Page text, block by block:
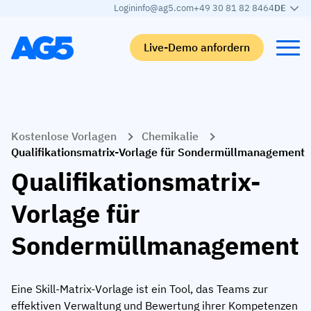
Logininfo@ag5.com+49 30 81 82 8464DE
Live-Demo anfordern
Qualifikationsmatrix
Kompetenzmatrix
Kompetenzbibliothek
Kompetenzmanagement
KI-Skill-Zusammenführung
Mitarbeiter
Nach branche
Automobilbranche
Nahrungsmittelbranche
Logistik
Medizinische Fertigung
Alle Branchen anzeigen
Automobilbranche
Adient
Rogers
Logistik
Base Logistics
Lernen
AG5 Blog-Beiträge
White papers
Partnerprogramm
Webinars
Support
Kostenlose Vorlagen
Chemikalie
Qualifikationsmatrix-Vorlage für Sondermüllmanagement
Qualifikationsmatrix-
Vorlage für
Sondermüllmanagement
Eine Skill-Matrix-Vorlage ist ein Tool, das Teams zur
effektiven Verwaltung und Bewertung ihrer Kompetenzen